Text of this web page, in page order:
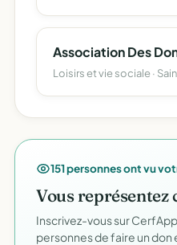
Loisirs et vie sociale ·
151 personnes ont vu
Vous représentez
Inscrivez-vous sur
personnes de faire un don